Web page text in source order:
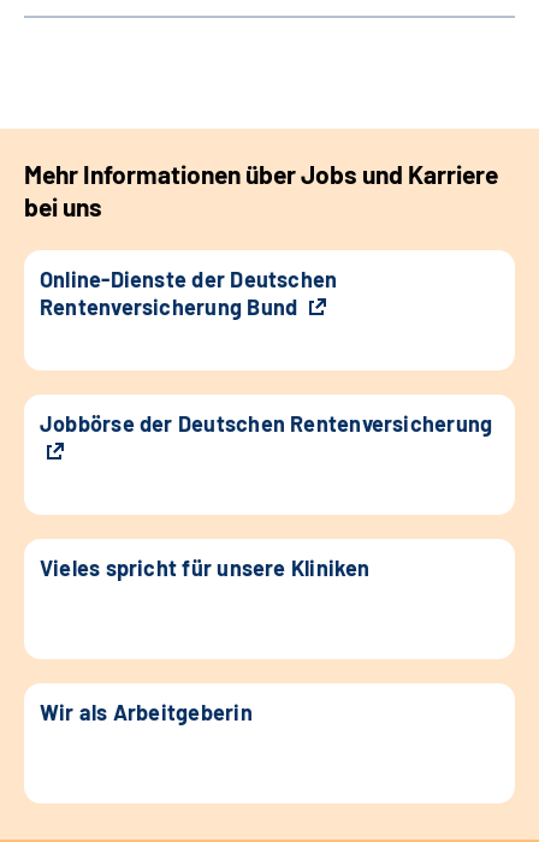
Mehr Informationen über Jobs und Karriere
bei uns
Online-Dienste der Deutschen
Rentenversicherung Bund
Jobbörse der Deutschen Rentenversicherung
Vieles spricht für unsere Kliniken
Wir als Arbeitgeberin